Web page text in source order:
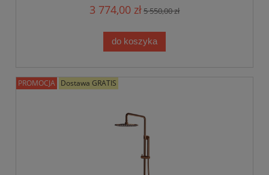
3 774,00 zł5 550,00 zł
do koszyka
PROMOCJA Dostawa GRATIS